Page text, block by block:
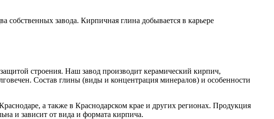
собственных завода. Кирпичная глина добывается в карьере
строения. Наш завод производит керамический кирпич,
Состав глины (виды и концентрация минералов) и особенности
а также в Краснодарском крае и других регионах. Продукция
и зависит от вида и формата кирпича.